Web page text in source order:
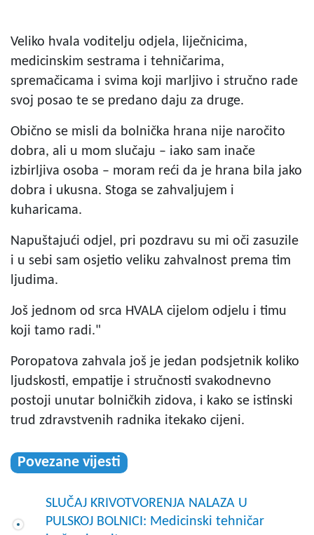
Veliko hvala voditelju odjela, liječnicima,
medicinskim sestrama i tehničarima,
spremačicama i svima koji marljivo i stručno rade
svoj posao te se predano daju za druge.
Obično se misli da bolnička hrana nije naročito
dobra, ali u mom slučaju – iako sam inače
izbirljiva osoba – moram reći da je hrana bila jako
dobra i ukusna. Stoga se zahvaljujem i
kuharicama.
Napuštajući odjel, pri pozdravu su mi oči zasuzile
i u sebi sam osjetio veliku zahvalnost prema tim
ljudima.
Još jednom od srca HVALA cijelom odjelu i timu
koji tamo radi."
Poropatova zahvala još je jedan podsjetnik koliko
ljudskosti, empatije i stručnosti svakodnevno
postoji unutar bolničkih zidova, i kako se istinski
trud zdravstvenih radnika itekako cijeni.
Povezane vijesti
SLUČAJ KRIVOTVORENJA NALAZA U
PULSKOJ BOLNICI: Medicinski tehničar